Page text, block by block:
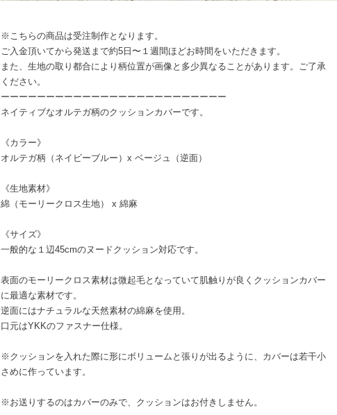
※こちらの商品は受注制作となります。
ご入金頂いてから発送まで約5日〜１週間ほどお時間をいただきます。
また、生地の取り都合により柄位置が画像と多少異なることがあります。ご了承
ください。
ーーーーーーーーーーーーーーーーーーーーーーーーー
ネイティブなオルテガ柄のクッションカバーです。
《カラー》
オルテガ柄（ネイビーブルー）x ベージュ（逆面）
《生地素材》
綿（モーリークロス生地） x 綿麻
《サイズ》
一般的な１辺45cmのヌードクッション対応です。
表面のモーリークロス素材は微起毛となっていて肌触りが良くクッションカバー
に最適な素材です。
逆面にはナチュラルな天然素材の綿麻を使用。
口元はYKKのファスナー仕様。
※クッションを入れた際に形にボリュームと張りが出るように、カバーは若干小
さめに作っています。
※お送りするのはカバーのみで、クッションはお付きしません。